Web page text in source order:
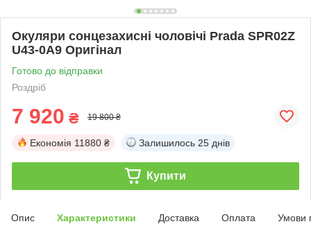
Окуляри сонцезахисні чоловічі Prada SPR02Z
U43-0A9 Оригінал
Готово до відправки
Роздріб
7 920 ₴ 19 800 ₴
Економія 11880 ₴ Залишилось 25 днів
Купити
Опис Характеристики Доставка Оплата Умови